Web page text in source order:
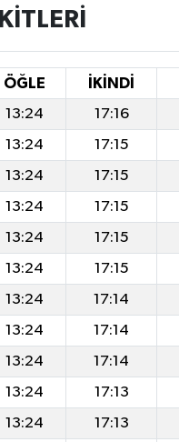
ÖĞLE İKINDI
13:24 17:16
13:24 17:15
13:24 17:15
13:24 17:15
13:24 17:15
13:24 17:15
13:24 17:14
13:24 17:14
13:24 17:14
13:24 17:13
13:24 17:13